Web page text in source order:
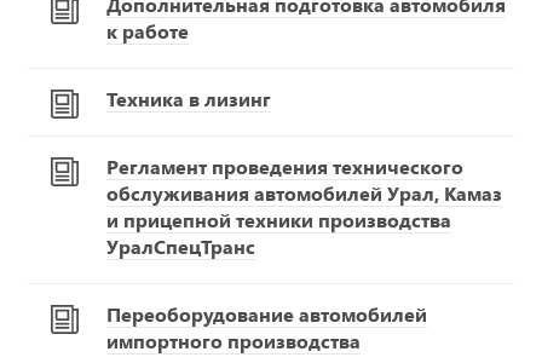
к работе
Техника в лизинг
Регламент проведения технического
обслуживания автомобилей Урал, Камаз
и прицепной техники производства
УралСпецТранс
Переоборудование автомобилей
импортного производства